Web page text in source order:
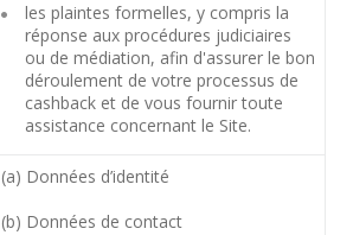
les plaintes formelles, y compris la
réponse aux procédures judiciaires
ou de médiation, afin d'assurer le bon
déroulement de votre processus de
cashback et de vous fournir toute
assistance concernant le Site.
(a) Données d’identité
(b) Données de contact